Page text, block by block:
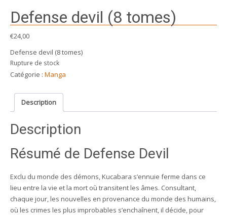
Defense devil (8 tomes)
€24,00
Defense devil (8 tomes)
Rupture de stock
Catégorie : Manga
Description
Description
Résumé de Defense Devil
Exclu du monde des démons, Kucabara s’ennuie ferme dans ce
lieu entre la vie et la mort où transitent les âmes. Consultant,
chaque jour, les nouvelles en provenance du monde des humains,
où les crimes les plus improbables s’enchaînent, il décide, pour